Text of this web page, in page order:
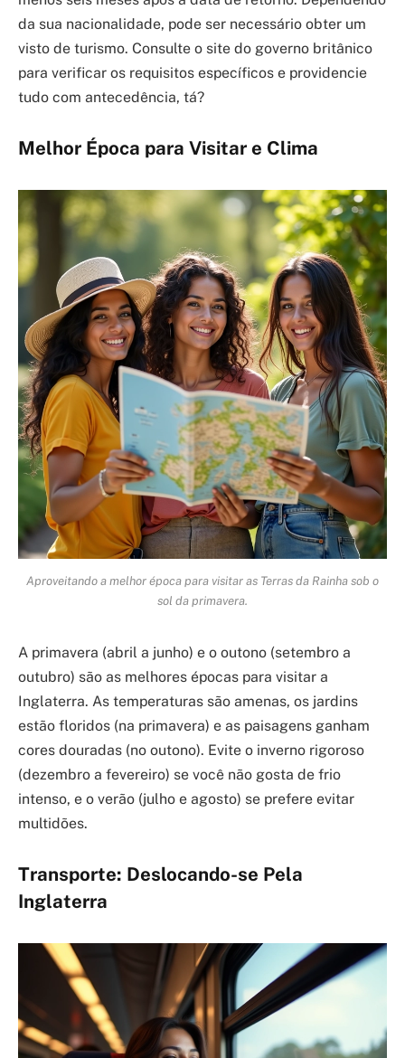
da sua nacionalidade, pode ser necessário obter um
visto de turismo. Consulte o site do governo britânico
para verificar os requisitos específicos e providencie
tudo com antecedência, tá?
Melhor Época para Visitar e Clima
Aproveitando a melhor época para visitar as Terras da Rainha sob o
sol da primavera.
A primavera (abril a junho) e o outono (setembro a
outubro) são as melhores épocas para visitar a
Inglaterra. As temperaturas são amenas, os jardins
estão floridos (na primavera) e as paisagens ganham
cores douradas (no outono). Evite o inverno rigoroso
(dezembro a fevereiro) se você não gosta de frio
intenso, e o verão (julho e agosto) se prefere evitar
multidões.
Transporte: Deslocando-se Pela
Inglaterra